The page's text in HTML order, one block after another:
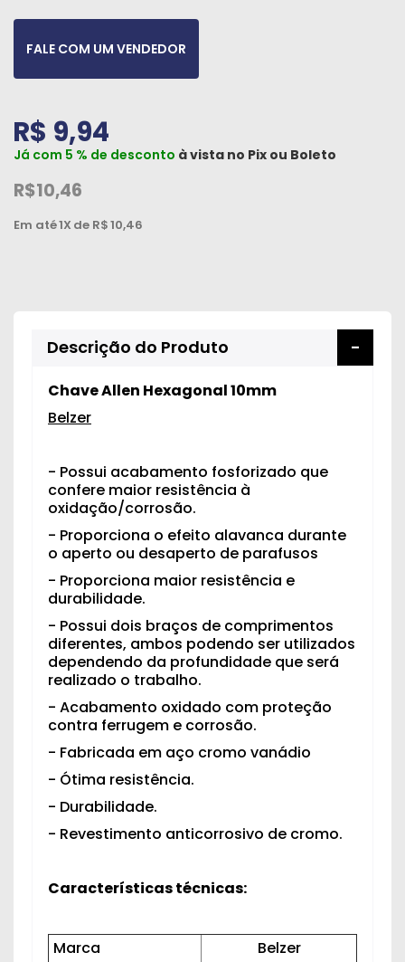
FALE COM UM VENDEDOR
R$ 9,94
Já com 5 % de desconto à vista no Pix ou Boleto
R$10,46
Em até1X de R$10,46
Descrição do Produto
Chave Allen Hexagonal 10mm
Belzer
- Possui acabamento fosforizado que
confere maior resistência à
oxidação/corrosão.
- Proporciona o efeito alavanca durante
o aperto ou desaperto de parafusos
- Proporciona maior resistência e
durabilidade.
- Possui dois braços de comprimentos
diferentes, ambos podendo ser utilizados
dependendo da profundidade que será
realizado o trabalho.
- Acabamento oxidado com proteção
contra ferrugem e corrosão.
- Fabricada em aço cromo vanádio
- Ótima resistência.
- Durabilidade.
- Revestimento anticorrosivo de cromo.
Características técnicas:
Marca Belzer